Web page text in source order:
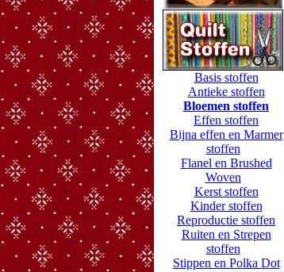
Basis stoffen
Antieke stoffen
Bloemen stoffen
Effen stoffen
Bijna effen en Marmer
stoffen
Flanel en Brushed
Woven
Kerst stoffen
Kinder stoffen
Reproductie stoffen
Ruiten en Strepen
stoffen
Stippen en Polka Dot